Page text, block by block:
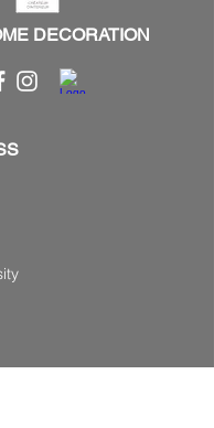
DECORATION